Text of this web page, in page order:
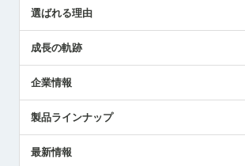
解決策提案
選ばれる理由
成長の軌跡
企業情報
ごあいさつ
受賞履歴
製品ラインナップ
ツールセッタ製品
最新情報